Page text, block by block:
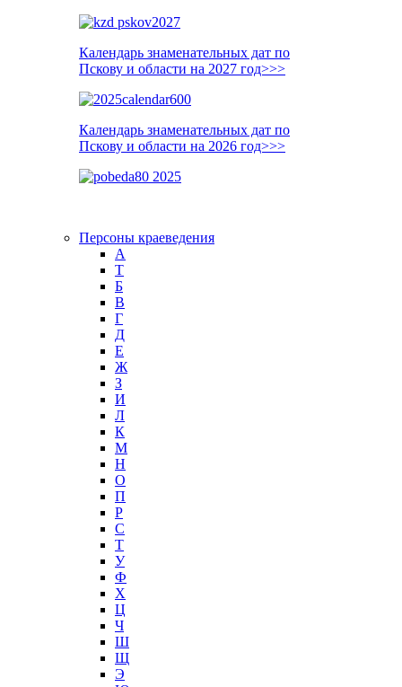
Календарь знаменательных дат по
Пскову и области на 2027 год>>>
Календарь знаменательных дат по
Пскову и области на 2026 год>>>
Персоны краеведения
А
T
Б
В
Г
Д
Е
Ж
З
И
Л
К
М
Н
О
П
Р
С
Т
У
Ф
Х
Ц
Ч
Ш
Щ
Э